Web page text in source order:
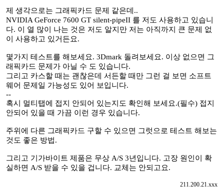
제 생각으로는 그래픽카드 문제 같은데..
NVIDIA GeForce 7600 GT silent-pipeII 를 저도 사용하고 있습니
다. 이 열 많이 나는 것은 저도 알지만 저는 아직까지 큰 문제 없
이 사용하고 있거든요.
몇가지 테스트를 해보세요. 3Dmark 돌려보세요. 이상 없으면 그
래픽카드 문제가 아닐 수 도 있습니다.
그리고 카스할 때는 괜찮은데 서든할 때만 그런 걸 보면 소프트
웨어 문제일 가능성도 있어 보입니다.
--
혹시 멀티탭에 접지 안되어 있는지도 확인해 보세요.(필수) 접지
안되어 있을 때 가끔 이런 경우 있습니다.
주위에 다른 그래픽카드 구할 수 있으면 그럿으로 테스트 해보는
것도 좋은 방법.
그리고 기가바이트 제품은 무상 A/S 3년입니다. 고장 원인이 확
실하면 A/S 받을 수 있을 겁니다. 교체는 안되고요.
211.200.21.xxx